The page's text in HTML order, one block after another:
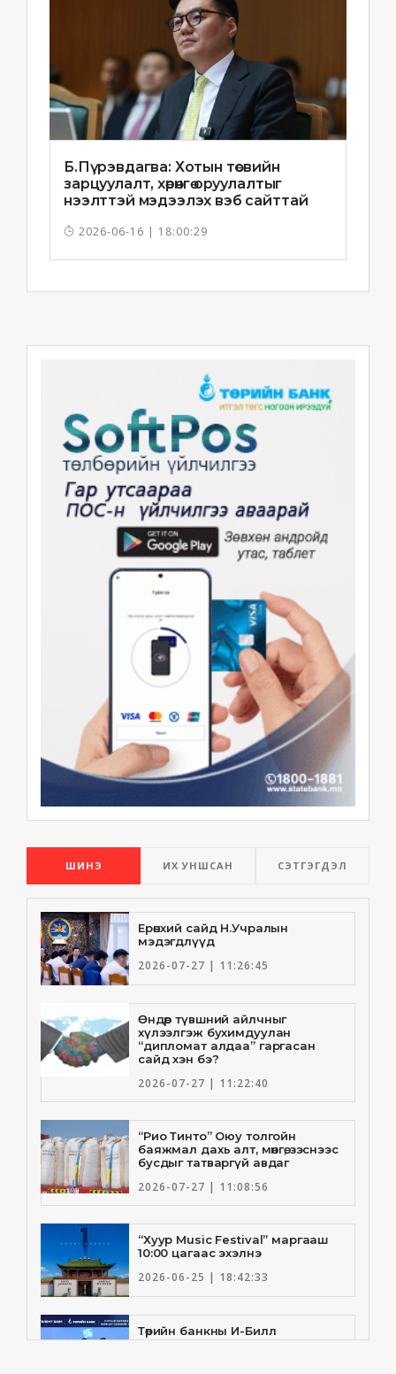
Б.Пүрэвдагва: Хотын төсвийн
зарцуулалт, хөрөнгө оруулалтыг
нээлттэй мэдээлэх вэб сайттай
2026-06-16 | 18:00:29
ШИНЭ ИХ УНШСАН СЭТГЭГДЭЛ
Ерөнхий сайд Н.Учралын
мэдэгдлүүд
2026-07-27 | 11:26:45
Өндөр түвшний айлчныг
хүлээлгэж бухимдуулан
“дипломат алдаа” гаргасан
сайд хэн бэ?
2026-07-27 | 11:22:40
“Рио Тинто” Оюу толгойн
баяжмал дахь алт, мөнгө, зэснээс
бусдыг татваргүй авдаг
2026-07-27 | 11:08:56
“Хуур Music Festival” маргааш
10:00 цагаас эхэлнэ
2026-06-25 | 18:42:33
Төрийн банкны И-Билл
үйлчилгээнд Голомт банк